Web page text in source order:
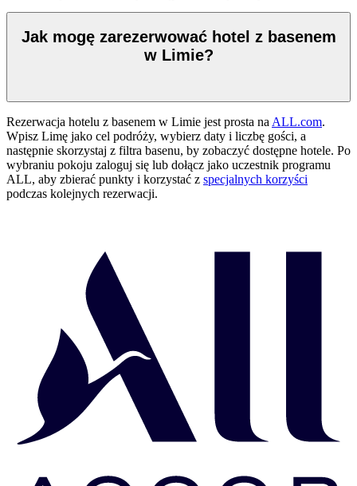
Jak mogę zarezerwować hotel z basenem
w Limie?
Rezerwacja hotelu z basenem w Limie jest prosta na ALL.com.
Wpisz Limę jako cel podróży, wybierz daty i liczbę gości, a
następnie skorzystaj z filtra basenu, by zobaczyć dostępne hotele. Po
wybraniu pokoju zaloguj się lub dołącz jako uczestnik programu
ALL, aby zbierać punkty i korzystać z specjalnych korzyści
podczas kolejnych rezerwacji.